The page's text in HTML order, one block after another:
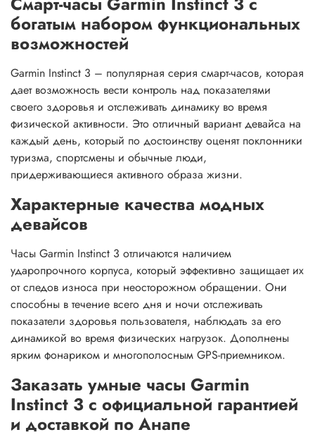
богатым набором функциональных
возможностей
Garmin Instinct 3 – популярная серия смарт-часов, которая
дает возможность вести контроль над показателями
своего здоровья и отслеживать динамику во время
физической активности. Это отличный вариант девайса на
каждый день, который по достоинству оценят поклонники
туризма, спортсмены и обычные люди,
придерживающиеся активного образа жизни.
Характерные качества модных
девайсов
Часы Garmin Instinct 3 отличаются наличием
ударопрочного корпуса, который эффективно защищает их
от следов износа при неосторожном обращении. Они
способны в течение всего дня и ночи отслеживать
показатели здоровья пользователя, наблюдать за его
динамикой во время физических нагрузок. Дополнены
ярким фонариком и многополосным GPS-приемником.
Заказать умные часы Garmin
Instinct 3 с официальной гарантией
и доставкой по Анапе